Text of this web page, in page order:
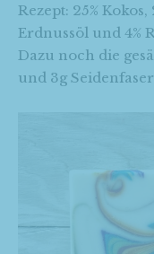
Rezept: 25%
Erdnussöl und 4%
Dazu noch die
und 3g